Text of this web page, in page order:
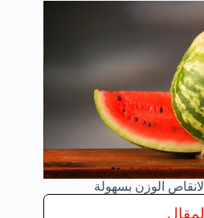
الوزن بسهولة